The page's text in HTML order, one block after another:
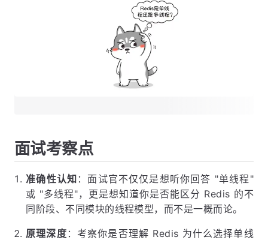
面试考察点
准确性认知 ：面试官不仅仅是想听你回答 "单线程"
或 "多线程"，更是想知道你是否能区分 Redis 的不
同阶段、不同模块的线程模型，而不是一概而论。
原理深度 ：考察你是否理解 Redis 为什么选择单线